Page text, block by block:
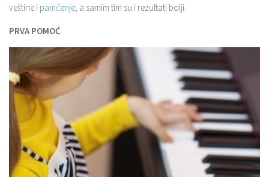
veštine i pamćenje, a samim tim su i rezultati bolji.
PRVA POMOĆ